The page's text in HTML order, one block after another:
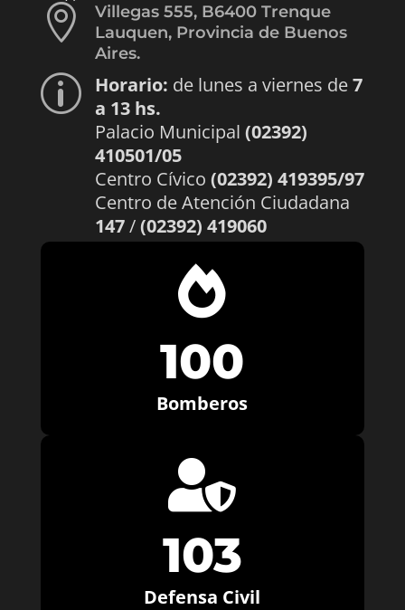

Villegas 555, B6400 Trenque
Lauquen, Provincia de Buenos
Aires.
p Horario: de lunes a viernes de7
a 13 hs.
Palacio Municipal (02392)
410501/05
Centro Cívico (02392) 419395/97
Centro de Atención Ciudadana
147/(02392) 419060

100
Bomberos

103
Defensa Civil